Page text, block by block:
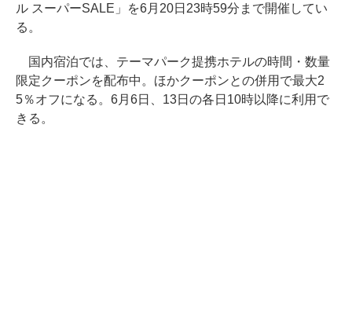
ル スーパーSALE」を6月20日23時59分まで開催してい
る。
国内宿泊では、テーマパーク提携ホテルの時間・数量
限定クーポンを配布中。ほかクーポンとの併用で最大2
5％オフになる。6月6日、13日の各日10時以降に利用で
きる。